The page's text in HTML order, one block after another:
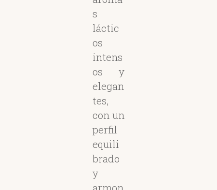
s
láctic
os
intens
os y
elegan
tes,
con un
perfil
equili
brado
y